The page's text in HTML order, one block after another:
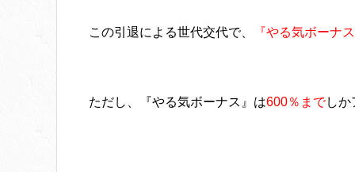
この引退による世代交代で、 『やる気ボーナ
ただし、『やる気ボーナス』は600％までしか